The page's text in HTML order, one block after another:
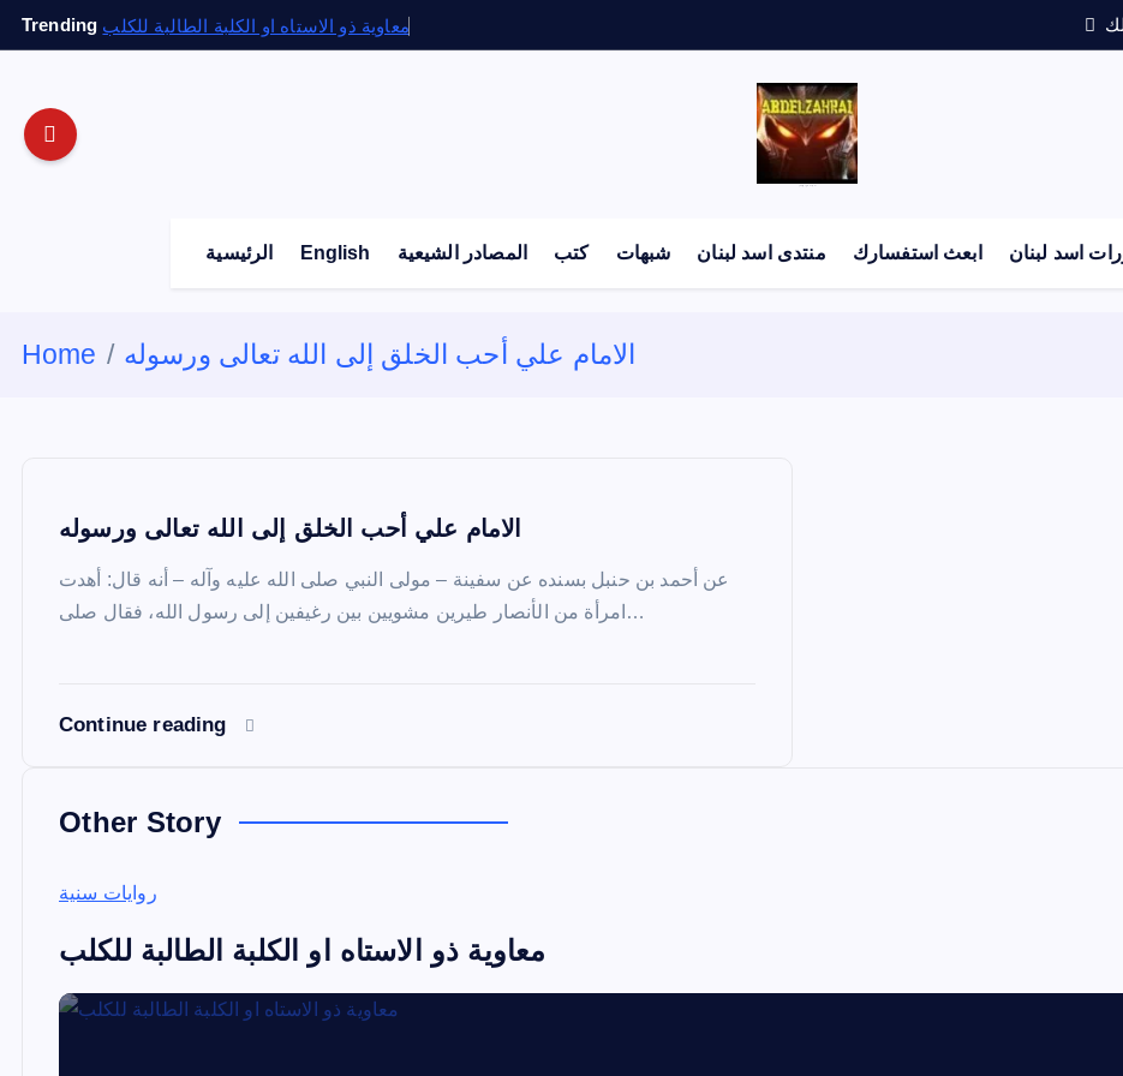
k
Trending معاوية ذو الاستاه او الكلبة الطالبة للكلب
الرئيسية English المصادر الشيعية كتب شبهات منتدى اسد لبنان ابعث استفسارك اسد لبنان
Home الامام علي أحب الخلق إلى الله تعالى ورسوله
الامام علي أحب الخلق إلى الله تعالى ورسوله
عن أحمد بن حنبل بسنده عن سفينة – مولى النبي صلى الله عليه وآله – أنه قال: أهدت
امرأة من الأنصار طيرين مشويين بين رغيفين إلى رسول الله، فقال صلى…
Continue reading
Other Story
روايات سنية
معاوية ذو الاستاه او الكلبة الطالبة للكلب